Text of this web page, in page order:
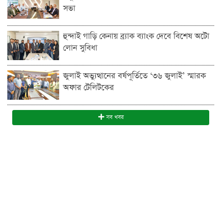
সভা
হুন্দাই গাড়ি কেনায় ব্র্যাক ব্যাংক দেবে বিশেষ অটো
লোন সুবিধা
জুলাই অভ্যুত্থানের বর্ষপূর্তিতে ‘৩৬ জুলাই’ স্মারক
অফার টেলিটকের
সব খবর